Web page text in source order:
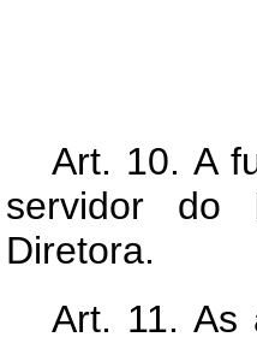
Art. 10. A
servidor do
Diretora.
Art. 11. As